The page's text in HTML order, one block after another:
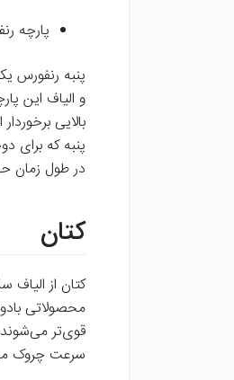
پارچه
پنبه رنفورس
و الیاف این
بالایی
پنبه که برای
در طول زمان
کتان
کتان از
محصولاتی
قوی‌تر
سرعت چروک